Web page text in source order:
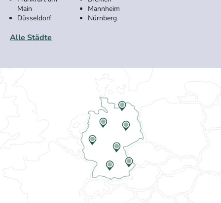
Main
Düsseldorf
Mannheim
Nürnberg
Alle Städte